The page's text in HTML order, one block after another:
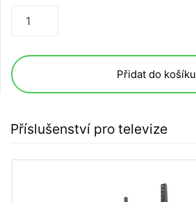
Přidat do košíku
Příslušenství pro televize